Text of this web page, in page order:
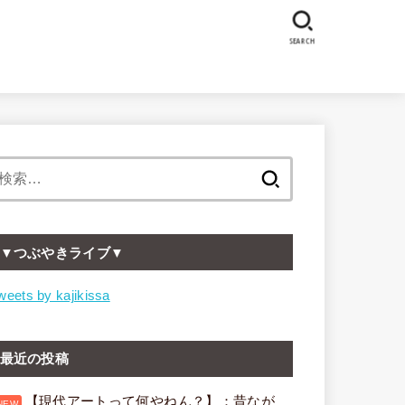
SEARCH
▼つぶやきライブ▼
by kajikissa
最近の投稿
【現代アートって何やねん？】：昔なが